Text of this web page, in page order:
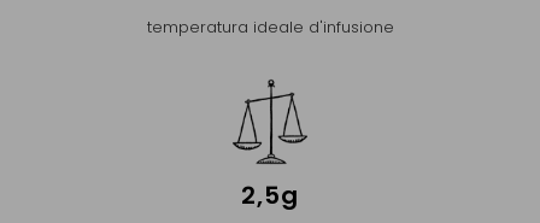
temperatura ideale d'infusione
2,5g